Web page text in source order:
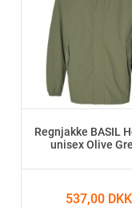
Regnjakke BASIL
unisex Olive
537,00 DKK